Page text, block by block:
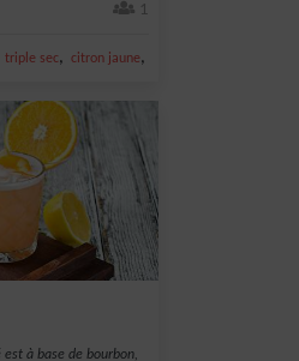
1
triple sec, citron jaune,
à base de bourbon,